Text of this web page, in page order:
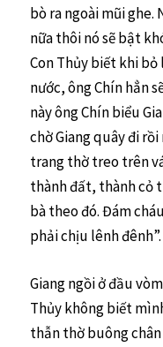
bò ra ngoài mũi ghe.
nữa thôi nó sẽ bật
Con Thủy biết khi bỏ
nước, ông Chín hẳn
này ông Chín biểu
chờ Giang quây đi
trang thờ treo trên
thành đất, thành cỏ
bà theo đó. Đám
phải chịu lênh đênh”.
Giang ngồi ở đầu
Thủy không biết
thẫn thờ buông